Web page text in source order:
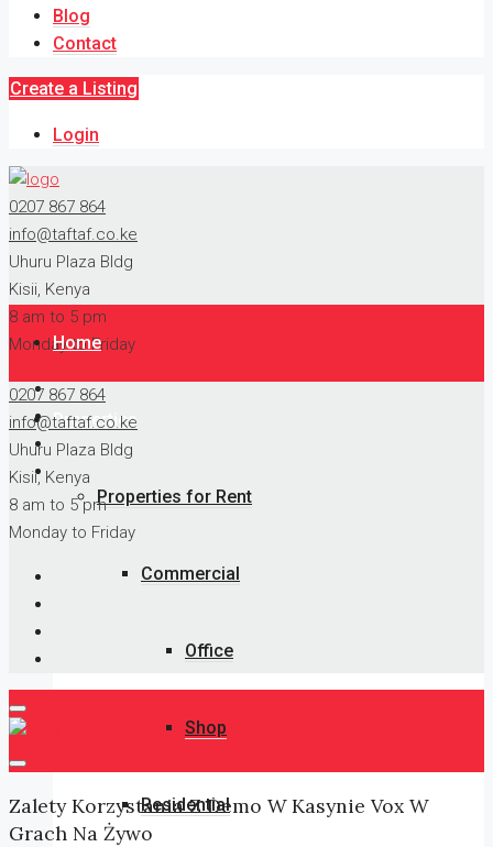
Blog
Contact
Create a Listing
Login
0207 867 864
info@taftaf.co.ke
Uhuru Plaza Bldg
Kisii, Kenya
8 am to 5 pm
Monday to Friday
Home
Properties
Properties for Rent
Commercial
Office
Shop
Residential
0207 867 864
info@taftaf.co.ke
Uhuru Plaza Bldg
Kisii, Kenya
8 am to 5 pm
Monday to Friday
Zalety Korzystania Z Demo W Kasynie Vox W
Grach Na Żywo